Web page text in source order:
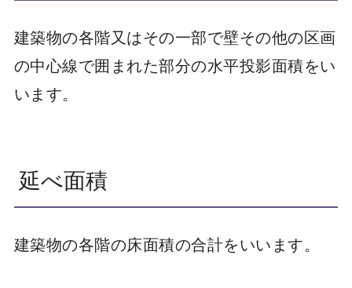
建築物の各階又はその一部で壁その他の区画
の中心線で囲まれた部分の水平投影面積をい
います。
延べ面積
建築物の各階の床面積の合計をいいます。